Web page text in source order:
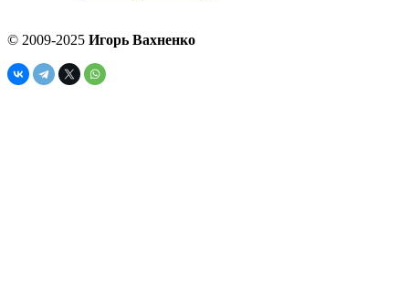
© 2009-2025 Игорь Вахненко